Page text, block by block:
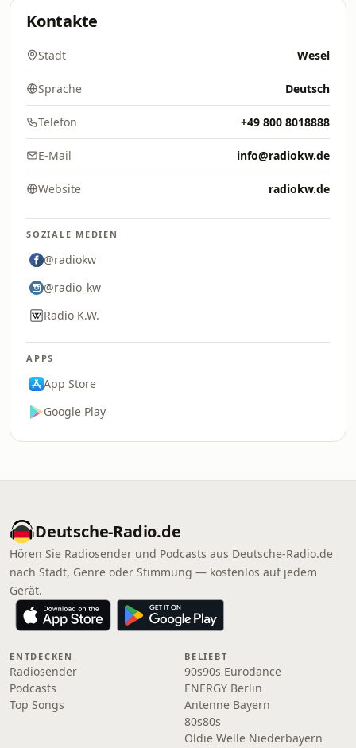
Kontakte
Stadt Wesel
Sprache Deutsch
Telefon +49 800 8018888
E-Mail info@radiokw.de
Website radiokw.de
SOZIALE MEDIEN
@radiokw
@radio_kw
Radio K.W.
APPS
App Store
Google Play
Deutsche-Radio.de
Hören Sie Radiosender und Podcasts aus Deutsche-Radio.de
nach Stadt, Genre oder Stimmung — kostenlos auf jedem
Gerät.
ENTDECKEN
Radiosender
Podcasts
Top Songs
BELIEBT
90s90s Eurodance
ENERGY Berlin
Antenne Bayern
80s80s
Oldie Welle Niederbayern